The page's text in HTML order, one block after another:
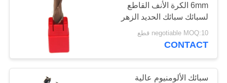
6mm الكرة الأنف القاطع
لسبائك سبائك الحديد الزهر
negotiable MOQ:10 قطع
CONTACT
سبائك الألومنيوم عالية